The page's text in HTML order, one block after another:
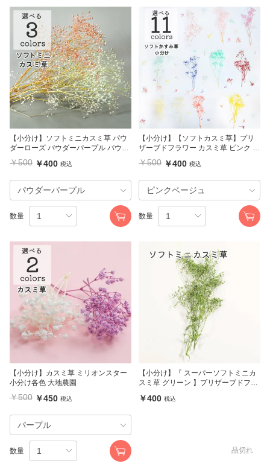
【小分け】ソフトミニカスミ草 パウ
ダーローズ パウダーパープル パウダ
ーターコイズ 大地農園
￥500 ￥400 税込
数量
【小分け】【ソフトカスミ草】プリ
ザーブドフラワー カスミ草 ピンク イ
エロー ホワイト 大地農園
￥500 ￥400 税込
数量
【小分け】カスミ草 ミリオンスター
小分け各色 大地農園
￥500 ￥450 税込
数量
【小分け】『 スーパーソフトミニカ
スミ草 グリーン 】プリザーブドフラ
￥400 税込
品切れ